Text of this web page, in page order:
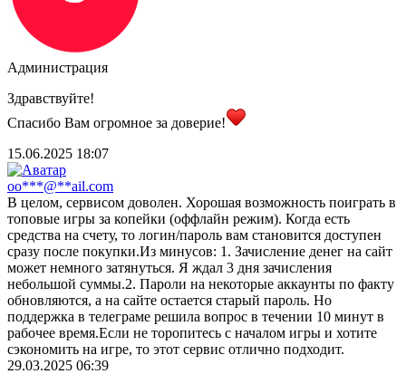
Администрация
Здравствуйте!
Спасибо Вам огромное за доверие!
15.06.2025 18:07
oo***@**ail.com
В целом, сервисом доволен. Хорошая возможность поиграть в
топовые игры за копейки (оффлайн режим). Когда есть
средства на счету, то логин/пароль вам становится доступен
сразу после покупки.Из минусов: 1. Зачисление денег на сайт
может немного затянуться. Я ждал 3 дня зачисления
небольшой суммы.2. Пароли на некоторые аккаунты по факту
обновляются, а на сайте остается старый пароль. Но
поддержка в телеграме решила вопрос в течении 10 минут в
рабочее время.Если не торопитесь с началом игры и хотите
сэкономить на игре, то этот сервис отлично подходит.
29.03.2025 06:39